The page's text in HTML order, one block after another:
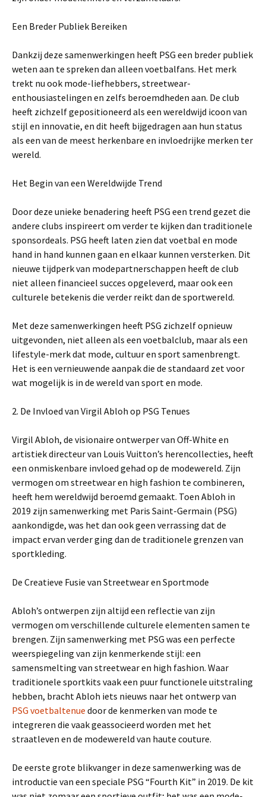
Een Breder Publiek Bereiken
Dankzij deze samenwerkingen heeft PSG een breder publiek
weten aan te spreken dan alleen voetbalfans. Het merk
trekt nu ook mode-liefhebbers, streetwear-
enthousiastelingen en zelfs beroemdheden aan. De club
heeft zichzelf gepositioneerd als een wereldwijd icoon van
stijl en innovatie, en dit heeft bijgedragen aan hun status
als een van de meest herkenbare en invloedrijke merken ter
wereld.
Het Begin van een Wereldwijde Trend
Door deze unieke benadering heeft PSG een trend gezet die
andere clubs inspireert om verder te kijken dan traditionele
sponsordeals. PSG heeft laten zien dat voetbal en mode
hand in hand kunnen gaan en elkaar kunnen versterken. Dit
nieuwe tijdperk van modepartnerschappen heeft de club
niet alleen financieel succes opgeleverd, maar ook een
culturele betekenis die verder reikt dan de sportwereld.
Met deze samenwerkingen heeft PSG zichzelf opnieuw
uitgevonden, niet alleen als een voetbalclub, maar als een
lifestyle-merk dat mode, cultuur en sport samenbrengt.
Het is een vernieuwende aanpak die de standaard zet voor
wat mogelijk is in de wereld van sport en mode.
2. De Invloed van Virgil Abloh op PSG Tenues
Virgil Abloh, de visionaire ontwerper van Off-White en
artistiek directeur van Louis Vuitton’s herencollecties, heeft
een onmiskenbare invloed gehad op de modewereld. Zijn
vermogen om streetwear en high fashion te combineren,
heeft hem wereldwijd beroemd gemaakt. Toen Abloh in
2019 zijn samenwerking met Paris Saint-Germain (PSG)
aankondigde, was het dan ook geen verrassing dat de
impact ervan verder ging dan de traditionele grenzen van
sportkleding.
De Creatieve Fusie van Streetwear en Sportmode
Abloh’s ontwerpen zijn altijd een reflectie van zijn
vermogen om verschillende culturele elementen samen te
brengen. Zijn samenwerking met PSG was een perfecte
weerspiegeling van zijn kenmerkende stijl: een
samensmelting van streetwear en high fashion. Waar
traditionele sportkits vaak een puur functionele uitstraling
hebben, bracht Abloh iets nieuws naar het ontwerp van
PSG voetbaltenue door de kenmerken van mode te
integreren die vaak geassocieerd worden met het
straatleven en de modewereld van haute couture.
De eerste grote blikvanger in deze samenwerking was de
introductie van een speciale PSG “Fourth Kit” in 2019. De kit